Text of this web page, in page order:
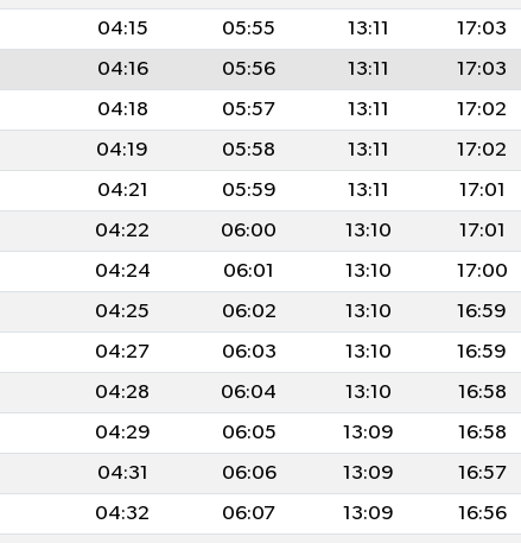
04:15 05:55 13:11 17:03
04:16 05:56 13:11 17:03
04:18 05:57 13:11 17:02
04:19 05:58 13:11 17:02
04:21 05:59 13:11 17:01
04:22 06:00 13:10 17:01
04:24 06:01 13:10 17:00
04:25 06:02 13:10 16:59
04:27 06:03 13:10 16:59
04:28 06:04 13:10 16:58
04:29 06:05 13:09 16:58
04:31 06:06 13:09 16:57
04:32 06:07 13:09 16:56